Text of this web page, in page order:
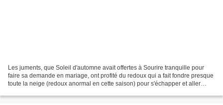
Les juments, que Soleil d'automne avait offertes à Sourire tranquille pour
faire sa demande en mariage, ont profité du redoux qui a fait fondre presque
toute la neige (redoux anormal en cette saison) pour s'échapper et aller